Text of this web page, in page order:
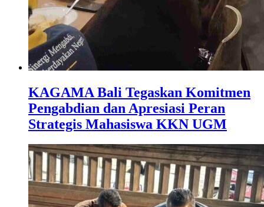
KAGAMA Bali Tegaskan Komitmen
Pengabdian dan Apresiasi Peran
Strategis Mahasiswa KKN UGM